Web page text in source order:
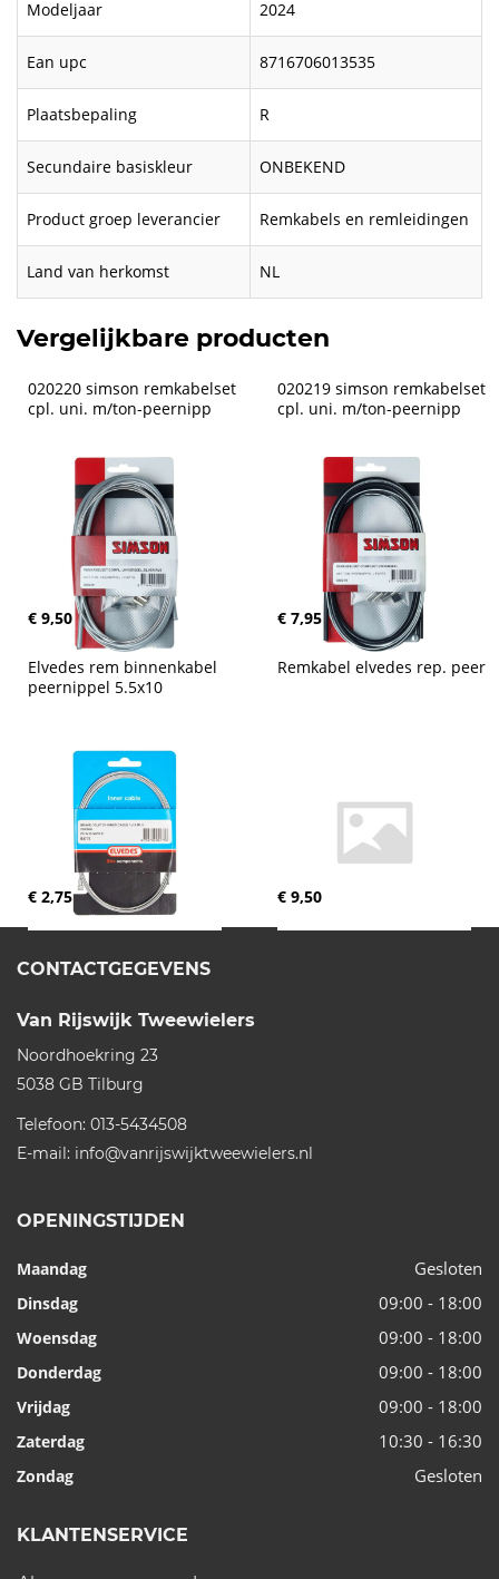
Modeljaar 2024
Ean upc 8716706013535
Plaatsbepaling R
Secundaire basiskleur ONBEKEND
Product groep leverancier Remkabels en remleidingen
Land van herkomst NL
Vergelijkbare producten
020220 simson remkabelset
cpl. uni. m/ton-peernipp
€ 9,50
020219 simson remkabelset
cpl. uni. m/ton-peernipp
€ 7,95
Elvedes rem binnenkabel
peernippel 5.5x10
€ 2,75
Remkabel elvedes rep. peer
€ 9,50
CONTACTGEGEVENS
Van Rijswijk Tweewielers
Noordhoekring 23
5038 GB Tilburg
Telefoon: 013-5434508
E-mail: info@vanrijswijktweewielers.nl
OPENINGSTIJDEN
Maandag Gesloten
Dinsdag 09:00 - 18:00
Woensdag 09:00 - 18:00
Donderdag 09:00 - 18:00
Vrijdag 09:00 - 18:00
Zaterdag 10:30 - 16:30
Zondag Gesloten
KLANTENSERVICE